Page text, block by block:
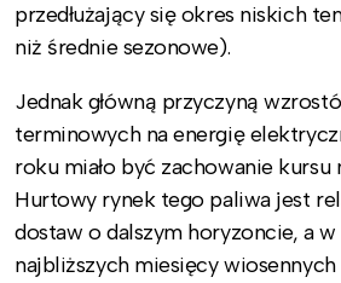
przedłużający się okres niskich
niż średnie sezonowe).
Jednak główną przyczyną
terminowych na energię
roku miało być zachowanie kursu
Hurtowy rynek tego paliwa jest
dostaw o dalszym horyzoncie, a
najbliższych miesięcy